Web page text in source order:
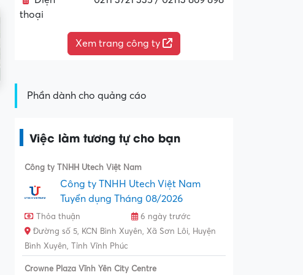
thoại
Xem trang công ty
Phần dành cho quảng cáo
Việc làm tương tự cho bạn
Công ty TNHH Utech Việt Nam
Công ty TNHH Utech Việt Nam
Tuyển dụng Tháng 08/2026
Thỏa thuận
6 ngày trước
Đường số 5, KCN Bình Xuyên, Xã Sơn Lôi, Huyện
Bình Xuyên, Tỉnh Vĩnh Phúc
Crowne Plaza Vĩnh Yên City Centre